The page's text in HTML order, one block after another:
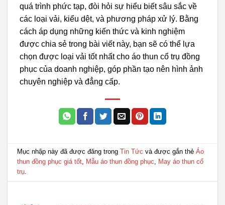
quá trình phức tạp, đòi hỏi sự hiểu biết sâu sắc về
các loại vải, kiểu dệt, và phương pháp xử lý. Bằng
cách áp dụng những kiến thức và kinh nghiệm
được chia sẻ trong bài viết này, bạn sẽ có thể lựa
chọn được loại vải tốt nhất cho áo thun cổ trụ đồng
phục của doanh nghiệp, góp phần tạo nên hình ảnh
chuyên nghiệp và đẳng cấp.
Mục nhập này đã được đăng trongTin Tức và được gắn thẻÁo
thun đồng phục giá tốt, Mẫu áo thun đồng phục, May áo thun cổ
trụ.